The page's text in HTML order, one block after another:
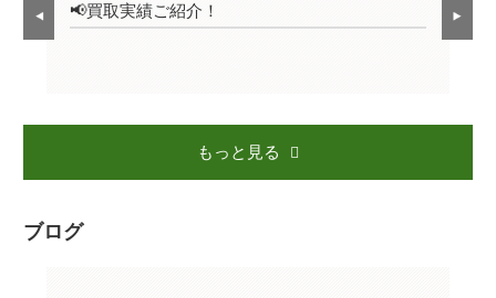
📢買取実績ご紹介！
もっと見る
ブログ